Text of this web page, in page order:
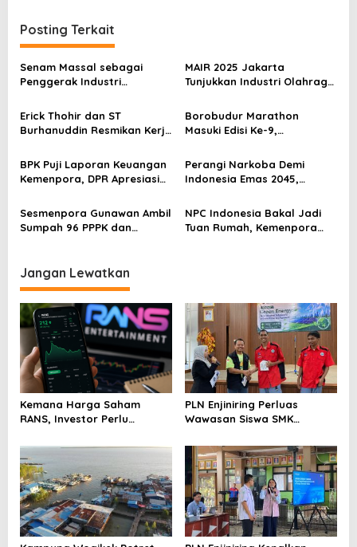
g
a
s
i
p
o
s
Posting Terkait
Senam Massal sebagai
Penggerak Industri
2025 untuk Ekonomi
Nasional
MAIR 2025 Jakarta
Tunjukkan Industri Olahraga
Erick Thohir dan ST
Burhanuddin Resmikan Kerja
Program Pemuda dan
Olahraga
Borobudur Marathon
Masuki Edisi Ke-9,
Kolaborasi
BPK Puji Laporan Keuangan
Kemenpora, DPR Apresiasi
Perangi Narkoba Demi
Indonesia Emas 2045,
Sesmenpora Gunawan Ambil
Sumpah 96 PPPK dan
NPC Indonesia Bakal Jadi
Tuan Rumah, Kemenpora
Jangan Lewatkan
Kemana Harga Saham
RANS, Investor Perlu
Menghindari Spekulasi
Berlebihan
PLN Enjiniring Perluas
Wawasan Siswa SMK
Perubahan Iklim